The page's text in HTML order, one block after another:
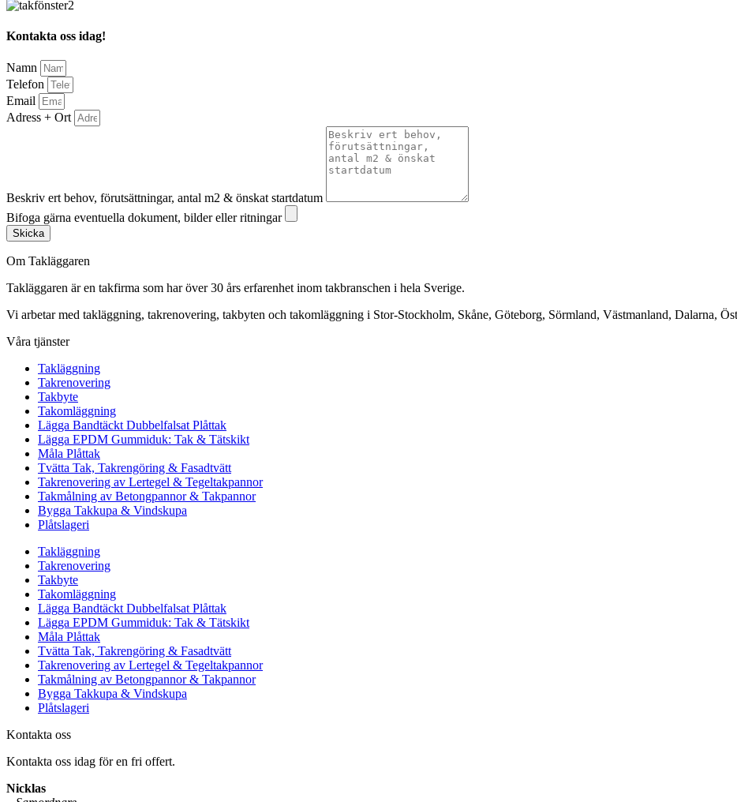
Kontakta oss idag!
Namn
Telefon
Email
Adress + Ort
Beskriv ert behov, förutsättningar, antal m2 & önskat startdatum
Bifoga gärna eventuella dokument, bilder eller ritningar
Skicka
Om Takläggaren
Takläggaren är en takfirma som har över 30 års erfarenhet inom takbranschen i hela Sverige.
Vi arbetar med takläggning, takrenovering, takbyten och takomläggning i Stor-Stockholm, Skåne, Göteborg, Sörmland, Västmanland, Dalarna,
Våra tjänster
Takläggning
Takrenovering
Takbyte
Takomläggning
Lägga Bandtäckt Dubbelfalsat Plåttak
Lägga EPDM Gummiduk: Tak & Tätskikt
Måla Plåttak
Tvätta Tak, Takrengöring & Fasadtvätt
Takrenovering av Lertegel & Tegeltakpannor
Takmålning av Betongpannor & Takpannor
Bygga Takkupa & Vindskupa
Plåtslageri
Takläggning
Takrenovering
Takbyte
Takomläggning
Lägga Bandtäckt Dubbelfalsat Plåttak
Lägga EPDM Gummiduk: Tak & Tätskikt
Måla Plåttak
Tvätta Tak, Takrengöring & Fasadtvätt
Takrenovering av Lertegel & Tegeltakpannor
Takmålning av Betongpannor & Takpannor
Bygga Takkupa & Vindskupa
Plåtslageri
Kontakta oss
Kontakta oss idag för en fri offert.
Nicklas